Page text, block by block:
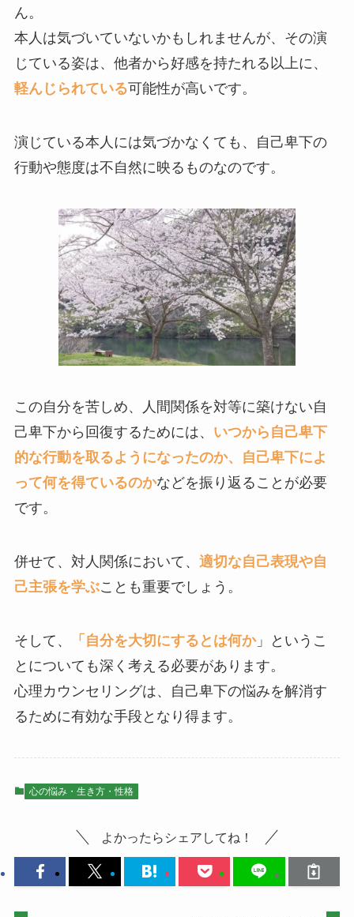
ん。
本人は気づいていないかもしれませんが、その演
じている姿は、他者から好感を持たれる以上に、
軽んじられている可能性が高いです。
演じている本人には気づかなくても、自己卑下の
行動や態度は不自然に映るものなのです。
この自分を苦しめ、人間関係を対等に築けない自
己卑下から回復するためには、 いつから自己卑下
的な行動を取るようになったのか、自己卑下によ
って何を得ているのかなどを振り返ることが必要
です。
併せて、対人関係において、 適切な自己表現や自
己主張を学ぶことも重要でしょう。
そして、 「自分を大切にするとは何か」というこ
とについても深く考える必要があります。
心理カウンセリングは、自己卑下の悩みを解消す
るために有効な手段となり得ます。
心の悩み・生き方・性格
よかったらシェアしてね！